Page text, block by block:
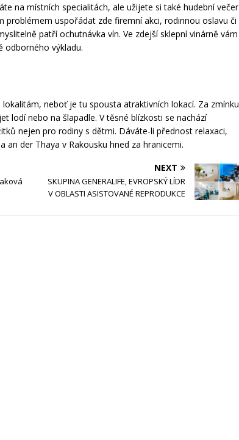
na místních specialitách, ale užijete si také hudební večer
problémem uspořádat zde firemní akci, rodinnou oslavu či
patří ochutnávka vín. Ve zdejší sklepní vinárně vám
odborného výkladu.
neboť je tu spousta atraktivních lokací. Za zmínku
lodí nebo na šlapadle. V těsné blízkosti se nachází
nejen pro rodiny s dětmi. Dáváte-li přednost relaxaci,
der Thaya v Rakousku hned za hranicemi.
NEXT
SKUPINA GENERALIFE, EVROPSKÝ LÍDR
V OBLASTI ASISTOVANÉ REPRODUKCE